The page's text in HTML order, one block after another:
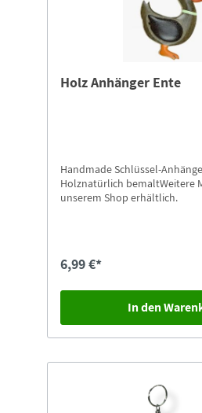
Holz Anhänger Ente
Handmade Schlüssel-
Holznatürlich bemaltWeitere
unserem Shop erhältlich.
6,99 €*
In den